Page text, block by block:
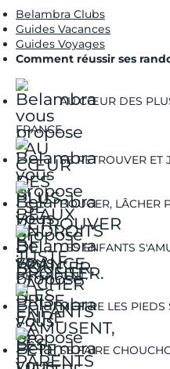
Belambra Clubs
Guides Vacances
Guides Voyages
Comment réussir ses
AU CŒUR DES
FRANCE.
SE RETROUVER ET
BOUGER, LÂCHER
LES ENFANTS
DÉTENDENT.
METTRE LES
SE FAIRE